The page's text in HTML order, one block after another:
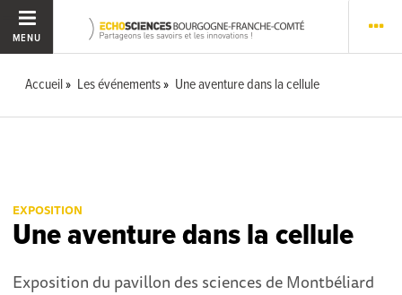
MENU
Accueil Les événements Une aventure dans la cellule
EXPOSITION
Une aventure dans la cellule
Exposition du pavillon des sciences de Montbéliard